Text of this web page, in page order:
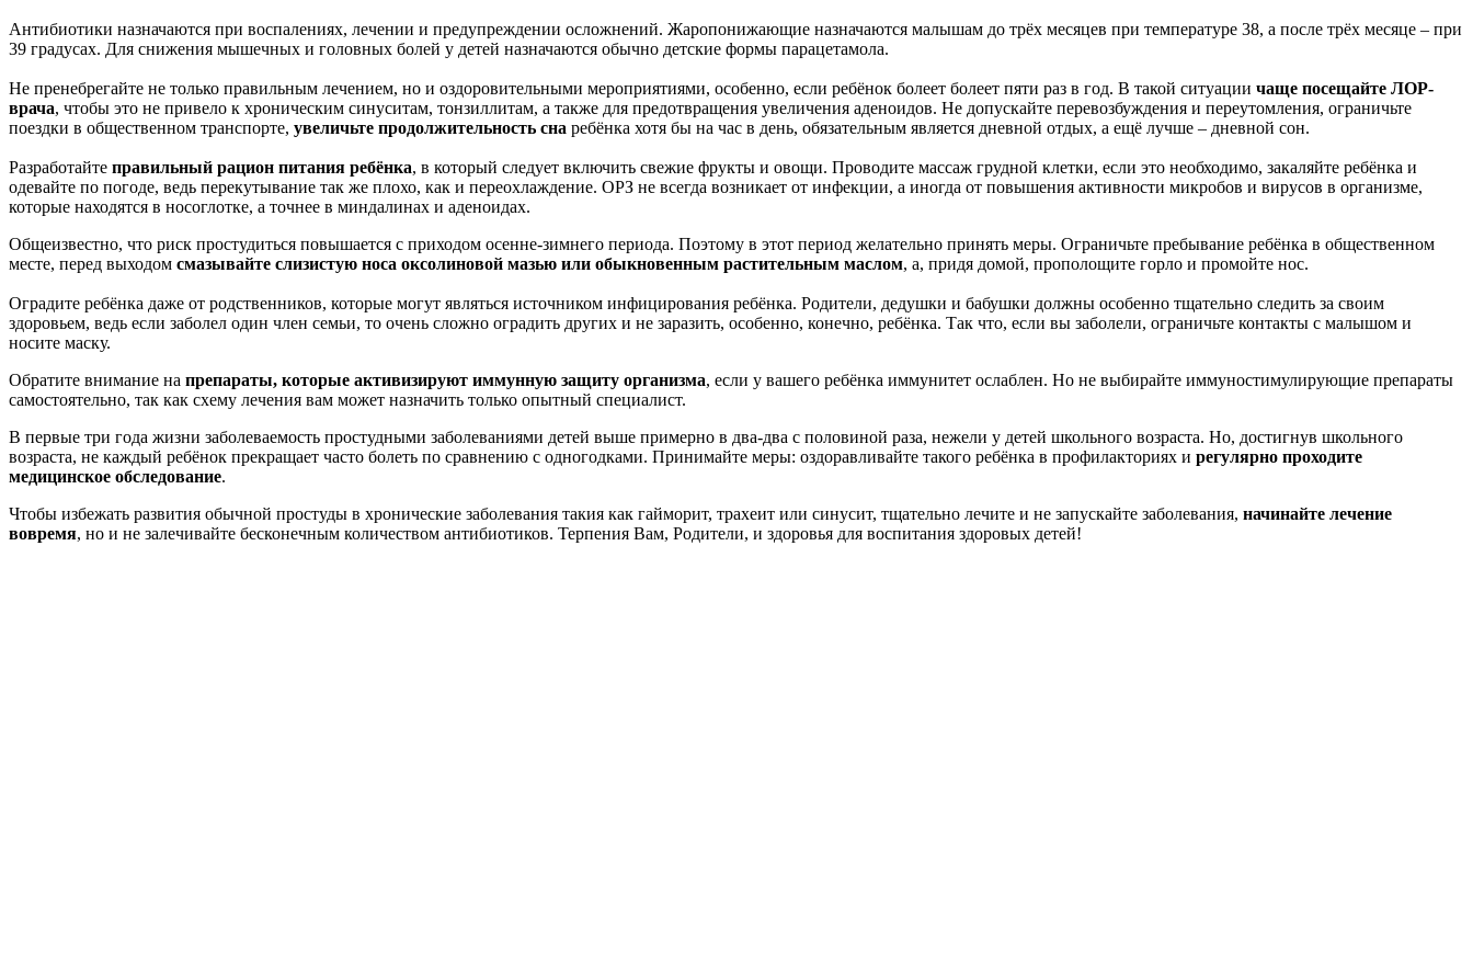
Антибиотики назначаются при воспалениях, лечении и предупреждении осложнений. Жаропонижающие назначаются малышам до трёх месяцев при температуре 38, а после трёх месяце – при
39 градусах. Для снижения мышечных и головных болей у детей назначаются обычно детские формы парацетамола.
Не пренебрегайте не только правильным лечением, но и оздоровительными мероприятиями, особенно, если ребёнок болеет болеет пяти раз в год. В такой ситуации чаще посещайте ЛОР-
врача, чтобы это не привело к хроническим синуситам, тонзиллитам, а также для предотвращения увеличения аденоидов. Не допускайте перевозбуждения и переутомления, ограничьте
поездки в общественном транспорте, увеличьте продолжительность сна ребёнка хотя бы на час в день, обязательным является дневной отдых, а ещё лучше – дневной сон.
Разработайте правильный рацион питания ребёнка, в который следует включить свежие фрукты и овощи. Проводите массаж грудной клетки, если это необходимо, закаляйте ребёнка и
одевайте по погоде, ведь перекутывание так же плохо, как и переохлаждение. ОРЗ не всегда возникает от инфекции, а иногда от повышения активности микробов и вирусов в организме,
которые находятся в носоглотке, а точнее в миндалинах и аденоидах.
Общеизвестно, что риск простудиться повышается с приходом осенне-зимнего периода. Поэтому в этот период желательно принять меры. Ограничьте пребывание ребёнка в общественном
месте, перед выходом смазывайте слизистую носа оксолиновой мазью или обыкновенным растительным маслом, а, придя домой, прополощите горло и промойте нос.
Оградите ребёнка даже от родственников, которые могут являться источником инфицирования ребёнка. Родители, дедушки и бабушки должны особенно тщательно следить за своим
здоровьем, ведь если заболел один член семьи, то очень сложно оградить других и не заразить, особенно, конечно, ребёнка. Так что, если вы заболели, ограничьте контакты с малышом и
носите маску.
Обратите внимание на препараты, которые активизируют иммунную защиту организма, если у вашего ребёнка иммунитет ослаблен. Но не выбирайте иммуностимулирующие препараты
самостоятельно, так как схему лечения вам может назначить только опытный специалист.
В первые три года жизни заболеваемость простудными заболеваниями детей выше примерно в два-два с половиной раза, нежели у детей школьного возраста. Но, достигнув школьного
возраста, не каждый ребёнок прекращает часто болеть по сравнению с одногодками. Принимайте меры: оздоравливайте такого ребёнка в профилакториях и регулярно проходите
медицинское обследование.
Чтобы избежать развития обычной простуды в хронические заболевания такия как гайморит, трахеит или синусит, тщательно лечите и не запускайте заболевания, начинайте лечение
вовремя, но и не залечивайте бесконечным количеством антибиотиков. Терпения Вам, Родители, и здоровья для воспитания здоровых детей!